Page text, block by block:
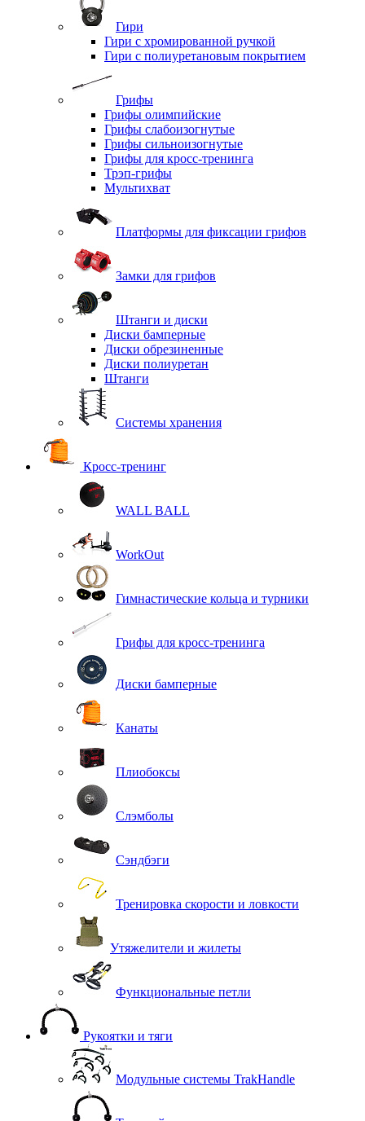
Гири
Гири с хромированной ручкой
Гири с полиуретановым покрытием
Грифы
Грифы олимпийские
Грифы слабоизогнутые
Грифы сильноизогнутые
Грифы для кросс-тренинга
Трэп-грифы
Мультихват
Платформы для фиксации грифов
Замки для грифов
Штанги и диски
Диски бамперные
Диски обрезиненные
Диски полиуретан
Штанги
Системы хранения
Кросс-тренинг
WALL BALL
WorkOut
Гимнастические кольца и турники
Грифы для кросс-тренинга
Диски бамперные
Канаты
Плиобоксы
Слэмболы
Сэндбэги
Тренировка скорости и ловкости
Утяжелители и жилеты
Функциональные петли
Рукоятки и тяги
Модульные системы TrakHandle